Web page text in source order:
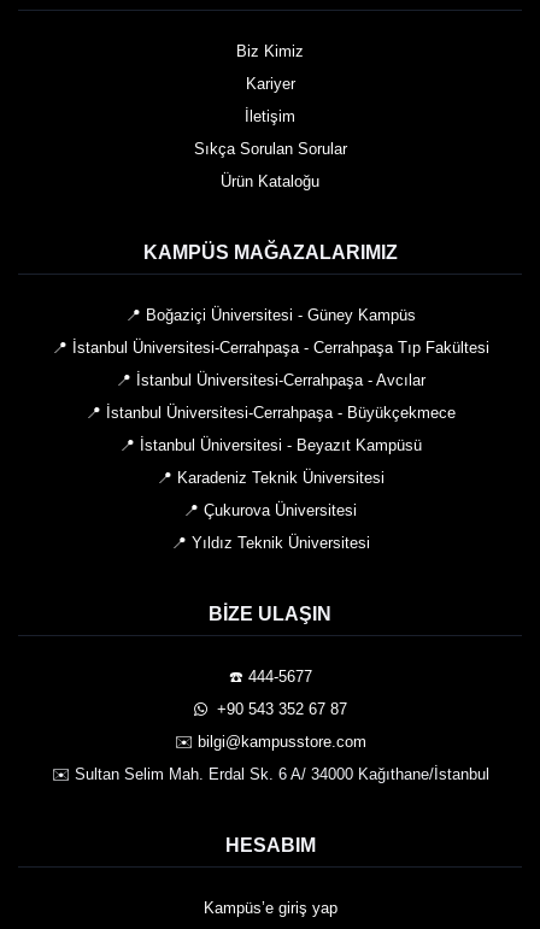
Biz Kimiz
Kariyer
İletişim
Sıkça Sorulan Sorular
Ürün Kataloğu
KAMPÜS MAĞAZALARIMIZ
📍 Boğaziçi Üniversitesi - Güney Kampüs
📍 İstanbul Üniversitesi-Cerrahpaşa - Cerrahpaşa Tıp Fakültesi
📍 İstanbul Üniversitesi-Cerrahpaşa - Avcılar
📍 İstanbul Üniversitesi-Cerrahpaşa - Büyükçekmece
📍 İstanbul Üniversitesi - Beyazıt Kampüsü
📍 Karadeniz Teknik Üniversitesi
📍 Çukurova Üniversitesi
📍 Yıldız Teknik Üniversitesi
BIZE ULAŞIN
☎️ 444-5677
️ +90 543 352 67 87
✉️ bilgi@kampusstore.com
✉️ Sultan Selim Mah. Erdal Sk. 6 A/ 34000 Kağıthane/İstanbul
HESABIM
Kampüs’e giriş yap